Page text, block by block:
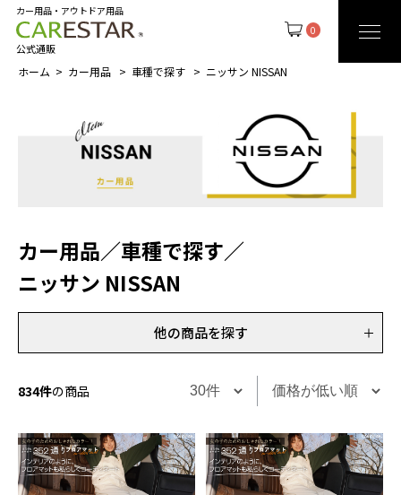
0
カー用品・アウトドア用品
公式通販
ホーム カー用品 車種で探す ニッサン NISSAN
カー用品／車種で探す／
ニッサン NISSAN
他の商品を探す
834件の商品